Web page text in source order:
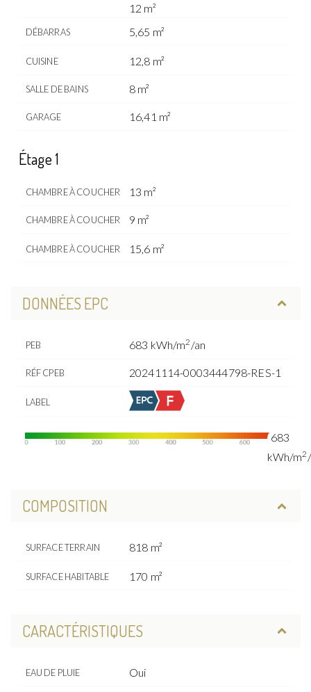
12 m²
DÉBARRAS 5,65 m²
CUISINE 12,8 m²
SALLE DE BAINS 8 m²
GARAGE 16,41 m²
Étage 1
CHAMBRE À COUCHER 13 m²
CHAMBRE À COUCHER 9 m²
CHAMBRE À COUCHER 15,6 m²
DONNÉES EPC
PEB 683 kWh/m2 /an
RÉF CPEB 20241114-0003444798-RES-1
LABEL
683
kWh/m2
COMPOSITION
SURFACE TERRAIN 818 m²
SURFACE HABITABLE 170 m²
CARACTÉRISTIQUES
EAU DE PLUIE Oui